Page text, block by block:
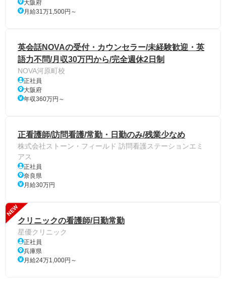
大阪府
月給31万1,500円～
英会話NOVAの受付・カウンセラー/未経験歓迎・英
語力不問/月収30万円から/完全週休2日制
NOVA河原町校
正社員
大阪府
年収360万円～
正看護師/訪問看護/常勤・日勤のみ/残業少なめ
株式会社ストーン・フィールド 訪問看護ステーションエミ
アス
正社員
奈良県
月給30万円
NEW
クリニックの看護師/日勤常勤
星優クリニック
正社員
兵庫県
月給24万1,000円～